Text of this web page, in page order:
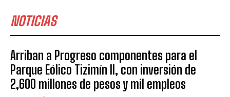
NOTICIAS
Arriban a Progreso componentes para el
Parque Eólico Tizimín II, con inversión de
2,600 millones de pesos y mil empleos